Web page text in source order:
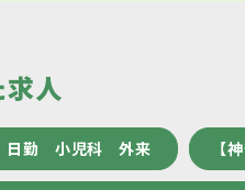
人
日勤 小児科 外来 【